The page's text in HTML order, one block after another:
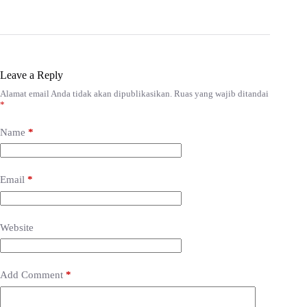
Leave a Reply
Alamat email Anda tidak akan dipublikasikan. Ruas yang wajib ditandai
*
Name *
Email *
Website
Add Comment *